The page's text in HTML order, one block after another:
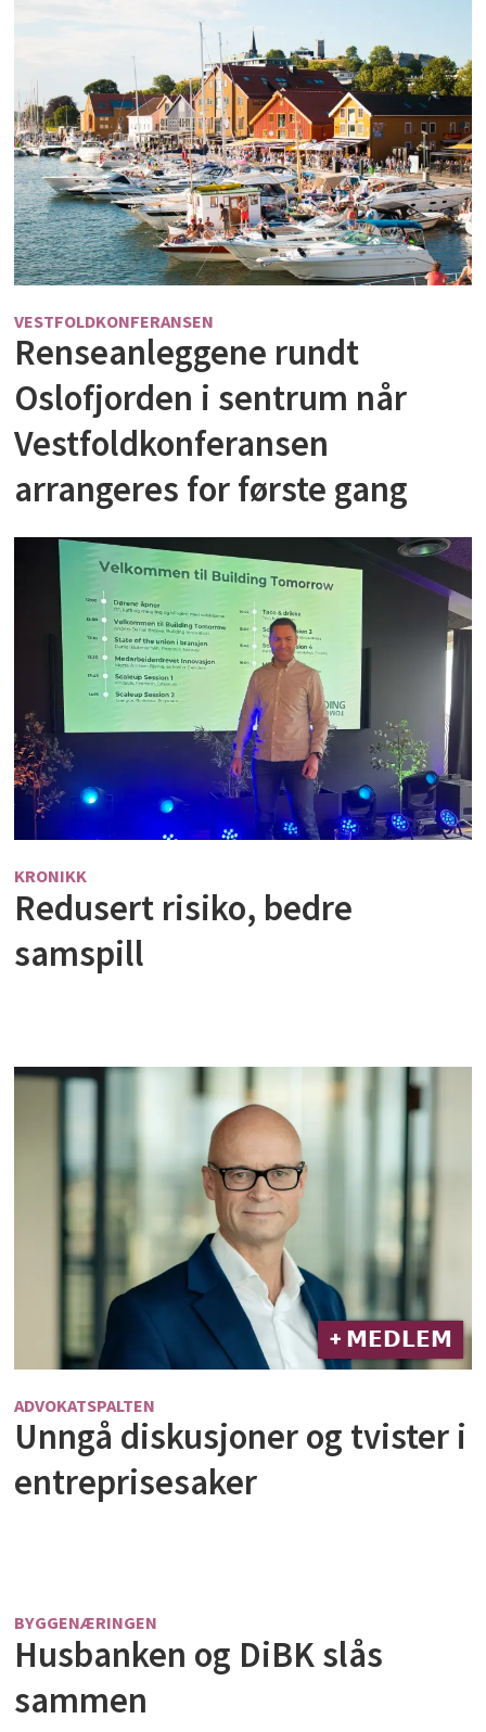
VESTFOLDKONFERANSEN
Renseanleggene rundt
Oslofjorden i sentrum når
Vestfoldkonferansen
arrangeres for første gang
KRONIKK
Redusert risiko, bedre
samspill
+ 𝗠𝗘𝗗𝗟𝗘𝗠
ADVOKATSPALTEN
Unngå diskusjoner og tvister i
entreprisesaker
BYGGENÆRINGEN
Husbanken og DiBK slås
sammen